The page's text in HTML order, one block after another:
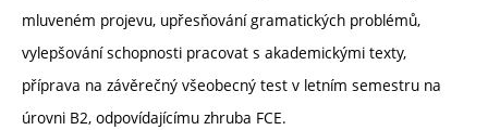
mluveném projevu, upřesňování gramatických problémů,
vylepšování schopnosti pracovat s akademickými texty,
příprava na závěrečný všeobecný test v letním semestru na
úrovni B2, odpovídajícímu zhruba FCE.